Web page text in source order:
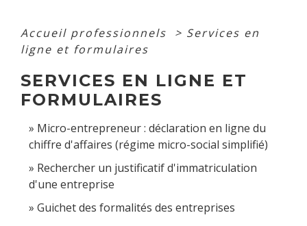
Accueil professionnels > Services en
ligne et formulaires
SERVICES EN LIGNE ET
FORMULAIRES
Micro-entrepreneur : déclaration en ligne du
chiffre d'affaires (régime micro-social simplifié)
Rechercher un justificatif d'immatriculation
d'une entreprise
Guichet des formalités des entreprises